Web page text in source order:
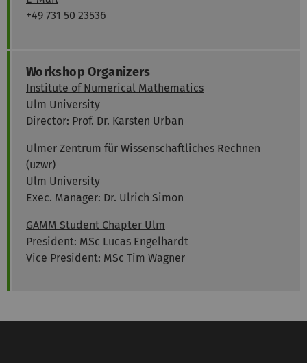
+49 731 50 23536
Workshop Organizers
Institute of Numerical Mathematics
Ulm University
Director: Prof. Dr. Karsten Urban
Ulmer Zentrum für Wissenschaftliches Rechnen
(uzwr)
Ulm University
Exec. Manager: Dr. Ulrich Simon
GAMM Student Chapter Ulm
President: MSc Lucas Engelhardt
Vice President: MSc Tim Wagner